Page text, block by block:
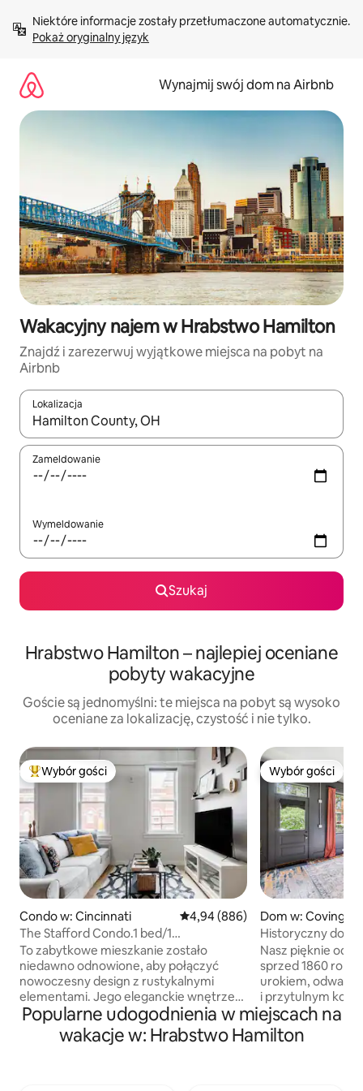
treści Pokaż oryginalny język
Wynajmij swój dom na Airbnb
Wakacyjny najem w Hrabstwo Hamilton
Znajdź i zarezerwuj wyjątkowe miejsca na pobyt na
Airbnb
Lokalizacja
Gdy wyniki będą dostępne, możesz poruszać się po nich za
Zameldowanie
Wymeldowanie
Szukaj
Hrabstwo Hamilton – najlepiej oceniane
pobyty wakacyjne
Goście są jednomyślni: te miejsca na pobyt są wysoko
oceniane za lokalizację, czystość i nie tylko.
Najpopularniejsze z kategorii Wybór gości
Wybór gości
Condo w: Cincinnati Średnia ocena: 4,94 na 5, liczba
4,94 (886)
The Stafford Condo.1 bed/1
ba.Unbeatable Location
To zabytkowe mieszkanie zostało
niedawno odnowione, aby połączyć
nowoczesny design z rustykalnymi
elementami. Jego eleganckie wnętrze
jest podkreślone przez odsłoniętą cegłę,
kwarcowe blaty, podłogi z twardego
drewna i współczesne oprawy
Wybór gości
Wybór gości
Dom w:
Historyczny
w odległości
Nasz pięknie
sprzed 1860 roku
urokiem,
i przytulnym
w półprywatnym
pod gwiazdami,
w miękkim łóżku
Popularne udogodnienia w miejscach na
wakacje w: Hrabstwo Hamilton